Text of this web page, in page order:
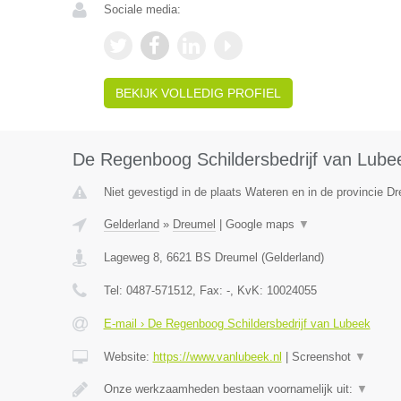
Sociale media:
BEKIJK VOLLEDIG PROFIEL
De Regenboog Schildersbedrijf van
Niet gevestigd in de plaats Wateren en in de provincie
Gelderland » Dreumel Google maps ▼
Lageweg 8, 6621 BS Dreumel (Gelderland)
Tel: 0487-571512, Fax: -, KvK: 10024055
E-mail › De Regenboog Schildersbedrijf van Lubeek
Website: https://www.vanlubeek.nl Screenshot ▼
Onze werkzaamheden bestaan voornamelijk uit: ▼